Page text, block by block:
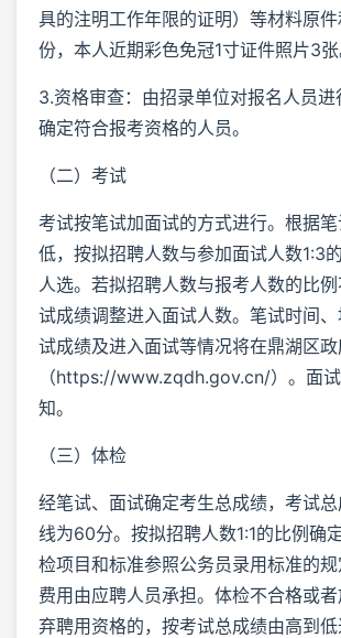
具的注明工作年限的证明）等材料原
份，本人近期彩色免冠1寸证件照片3张
3.资格审查：由招录单位对报名人员进
确定符合报考资格的人员。
（二）考试
考试按笔试加面试的方式进行。根据
低，按拟招聘人数与参加面试人数1:3
人选。若拟招聘人数与报考人数的比
试成绩调整进入面试人数。笔试时间
试成绩及进入面试等情况将在鼎湖区
（https://www.zqdh.gov.cn/）。面
知。
（三）体检
经笔试、面试确定考生总成绩，考试
线为60分。按拟招聘人数1:1的比例确
检项目和标准参照公务员录用标准的
费用由应聘人员承担。体检不合格或
弃聘用资格的，按考试总成绩由高到